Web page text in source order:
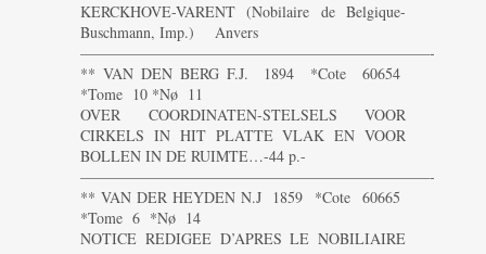
KERCKHOVE-VARENT (Nobilaire de Belgique-
Buschmann, Imp.) Anvers
———————————————————————-
** VAN DEN BERG F.J. 1894 *Cote 60654
*Tome 10 *Nø 11
OVER COORDINATEN-STELSELS VOOR
CIRKELS IN HIT PLATTE VLAK EN VOOR
BOLLEN IN DE RUIMTE…-44 p.-
———————————————————————-
** VAN DER HEYDEN N.J 1859 *Cote 60665
*Tome 6 *Nø 14
NOTICE REDIGEE D’APRES LE NOBILIAIRE